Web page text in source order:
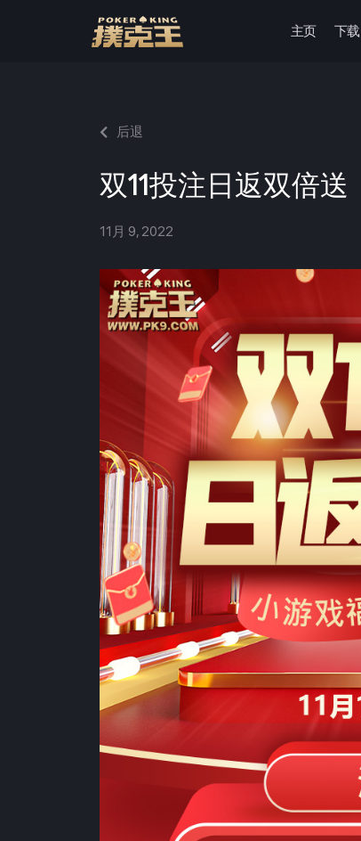
主页 下载
后退
双11投注日返双倍送
11月 9, 2022